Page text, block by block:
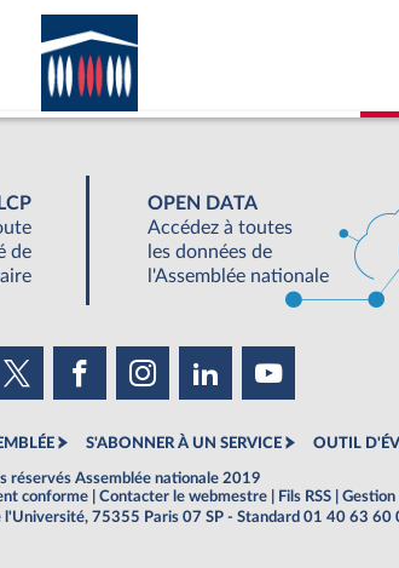
LCP
de
OPEN DATA
Accédez à toutes
les données de
l'Assemblée nationale
S'ABONNER À UN SERVICE OUTIL
réservés Assemblée nationale 2019
conforme Contacter le webmestre Fils RSS
Gestion
l'Université, 75355 Paris 07 SP - Standard 01 40 63 60